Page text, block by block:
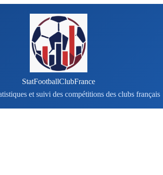
StatFootballClubFrance
et suivi des compétitions des clubs français